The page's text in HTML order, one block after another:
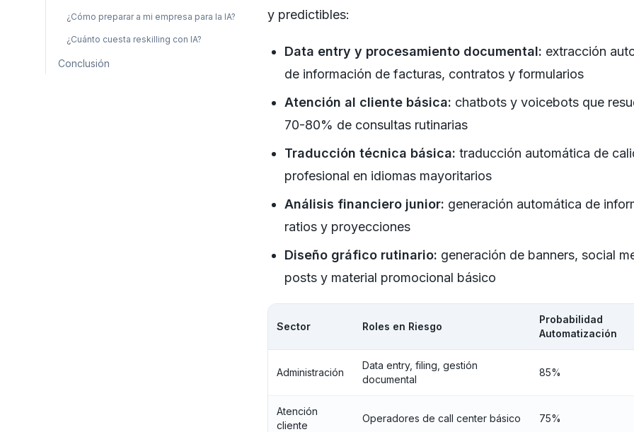
¿Cómo preparar a mi empresa para la IA?
¿Cuánto cuesta reskilling con IA?
Conclusión
y predictibles:
Data entry y procesamiento documental: extracción
de información de facturas, contratos y formularios
Atención al cliente básica: chatbots y voicebots que
70-80% de consultas rutinarias
Traducción técnica básica: traducción automática de
profesional en idiomas mayoritarios
Análisis financiero junior: generación automática de
ratios y proyecciones
Diseño gráfico rutinario: generación de banners, social
posts y material promocional básico
Sector Roles en Riesgo
Probabilidad
Automatización
Administración
Data entry, filing, gestión
documental
85%
Atención
cliente
Operadores de call center básico 75%